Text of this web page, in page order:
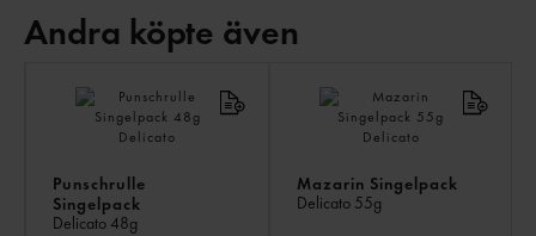
Andra köpte även
Punschrulle
Singelpack
Delicato 48g
Mazarin Singelpack
Delicato 55g